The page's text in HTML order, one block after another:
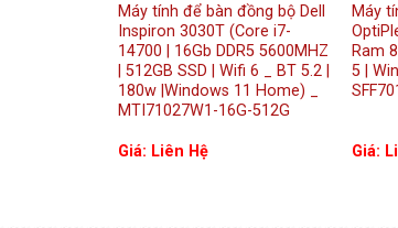
Máy tính để bàn đồng bộ Dell
Inspiron 3030T (Core i7-
14700 | 16Gb DDR5 5600MHZ
| 512GB SSD | Wifi 6 _ BT 5.2 |
180w |Windows 11 Home) _
MTI71027W1-16G-512G
Giá: Liên Hệ
Máy
Ram
5 |
Giá: